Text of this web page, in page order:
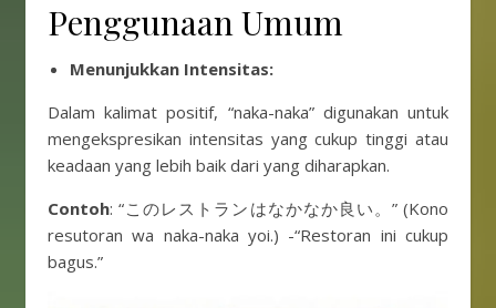
Penggunaan Umum
Menunjukkan Intensitas:
Dalam kalimat positif, “naka-naka” digunakan untuk
mengekspresikan intensitas yang cukup tinggi atau
keadaan yang lebih baik dari yang diharapkan.
Contoh: “このレストランはなかなか良い。” (Kono
resutoran wa naka-naka yoi.) -“Restoran ini cukup
bagus.”